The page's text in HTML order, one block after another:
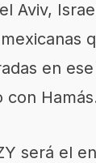
Aviv,
en
con
será el